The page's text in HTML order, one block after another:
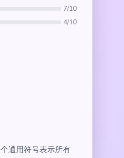
7/10
4/10
通用符号表示所有